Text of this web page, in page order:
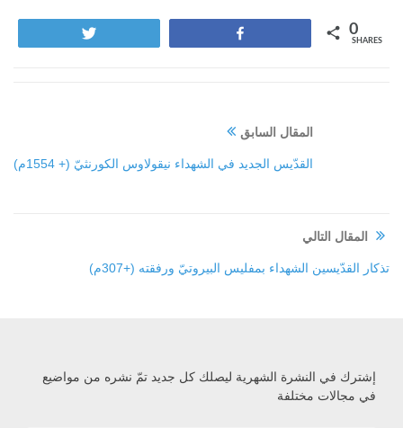
0
SHARES
المقال السابق
القدّيس الجديد في الشهداء نيقولاوس الكورنثيّ (+ 1554م)
المقال التالي
تذكار القدّيسين الشهداء بمفليس البيروتيّ ورفقته (+307م)
إشترك في النشرة الشهرية ليصلك كل جديد تمّ نشره من مواضيع
في مجالات مختلفة